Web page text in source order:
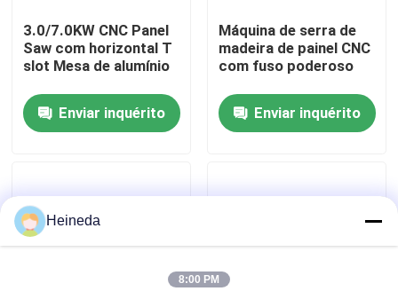
Contacte-nos
Notícia
A circular do CNC viu
Serras de faixa do CNC
3.0/7.0KW CNC Panel
Saw com horizontal T
slot Mesa de alumínio
Enviar inquérito
Máquina de serra de
madeira de painel CNC
com fuso poderoso
Enviar inquérito
Heineda
8:00 PM